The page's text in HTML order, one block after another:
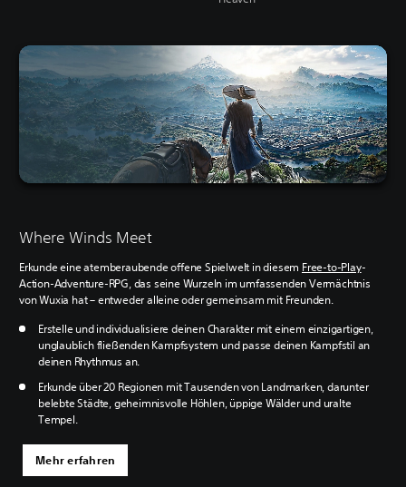
Where Winds Meet
Erkunde eine atemberaubende offene Spielwelt in diesem Free-to-Play-
Action-Adventure-RPG, das seine Wurzeln im umfassenden Vermächtnis
von Wuxia hat – entweder alleine oder gemeinsam mit Freunden.
Erstelle und individualisiere deinen Charakter mit einem einzigartigen,
unglaublich fließenden Kampfsystem und passe deinen Kampfstil an
deinen Rhythmus an.
Erkunde über 20 Regionen mit Tausenden von Landmarken, darunter
belebte Städte, geheimnisvolle Höhlen, üppige Wälder und uralte
Tempel.
Mehr erfahren